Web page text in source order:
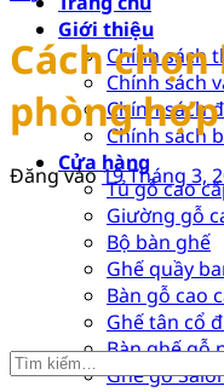
Giới thiệu
Chính sách
Chính sách
Chính sách
Chính sách
Cửa hàng
Tủ gỗ cao
Giường gỗ
Bộ bàn ghế
Ghế quầy
Bàn gỗ cao
Ghế tân cổ
Bàn ghế gỗ
Ghế gỗ
Cách
phòng
Đăng vào19 Tháng 3,